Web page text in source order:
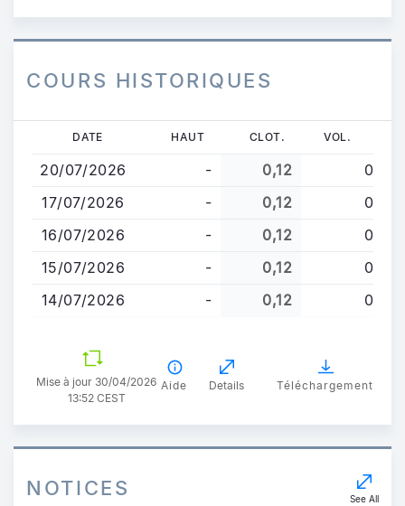
COURS HISTORIQUES
contenu
principal
DATE HAUT CLOT. VOL.
20/07/2026 - 0,12
0
17/07/2026
- 0,12
0
16/07/2026
- 0,12
0
15/07/2026
- 0,12
0
14/07/2026
- 0,12 0
Mise à jour 30/04/2026
13:52 CEST
Aide Details Téléchargement
NOTICES See All